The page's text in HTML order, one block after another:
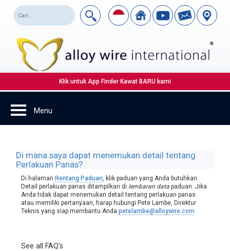
Klik untuk App Finder Kawat BARU kami
Di mana saya dapat menemukan detail tentang
Perlakuan Panas?
Di halaman Rentang Paduan, klik paduan yang Anda butuhkan.
Detail perlakuan panas ditampilkan di lembaran data paduan. Jika
Anda tidak dapat menemukan detail tentang perlakuan panas
atau memiliki pertanyaan, harap hubungi Pete Lambe, Direktur
Teknis yang siap membantu Andapetelambe@alloywire.com
See all FAQ's